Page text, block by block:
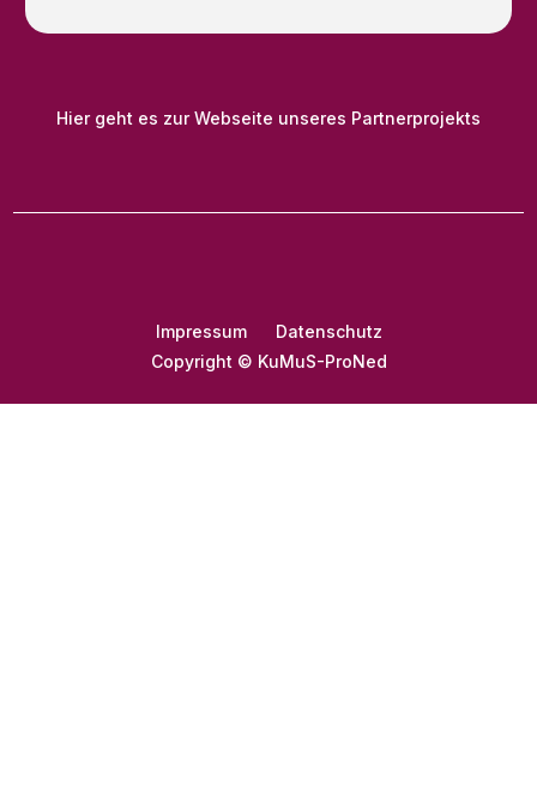
Hier geht es zur Webseite unseres Partnerprojekts
Copyright © KuMuS-ProNed
Impressum Datenschutz